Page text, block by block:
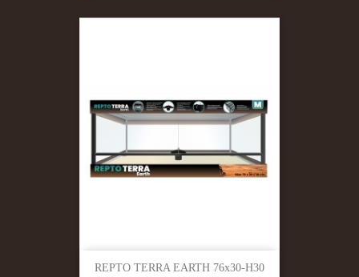
REPTO TERRA EARTH 76x30-H30